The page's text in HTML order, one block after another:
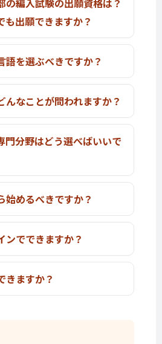
の編入試験の出願資格は？
も出願できますか？
語を選ぶべきですか？
んなことが問われますか？
門分野はどう選べばいいで
始めるべきですか？
ンでできますか？
きますか？